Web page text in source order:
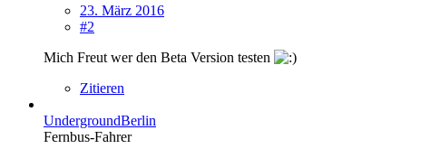
23. März 2016
#2
Mich Freut wer den Beta Version testen
Zitieren
UndergroundBerlin
Fernbus-Fahrer